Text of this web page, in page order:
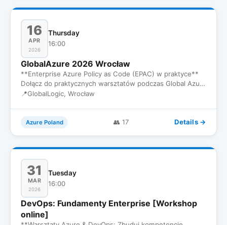
16
APR
2026
Thursday
16:00
GlobalAzure 2026 Wrocław
**Enterprise Azure Policy as Code (EPAC) w praktyce**
Dołącz do praktycznych warsztatów podczas Global Azure
2026. Razem…
📍GlobalLogic, Wrocław
Azure Poland 👥 17 Details →
31
MAR
2026
Tuesday
16:00
DevOps: Fundamenty Enterprise [Workshop
online]